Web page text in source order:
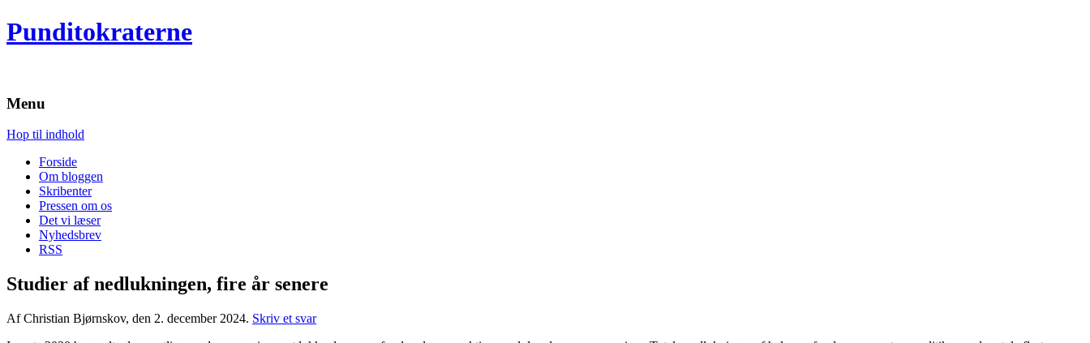
Punditokraterne
Menu
Hop til indhold
Forside
Om bloggen
Skribenter
Pressen om os
Det vi læser
Nyhedsbrev
RSS
Studier af nedlukningen, fire år senere
Af Christian Bjørnskov, den 2. december 2024. Skriv et svar